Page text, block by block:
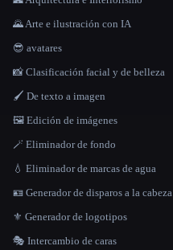
🌄 Arte e ilustración con IA
😎 avatares
📸 Clasificación facial y de belleza
🖌️ De texto a imagen
🖼️ Edición de imágenes
🪄 Eliminador de fondo
💧 Eliminador de marcas de agua
🪪 Generador de disparos a la cabeza
⚜️ Generador de logotipos
🎭 Intercambio de caras